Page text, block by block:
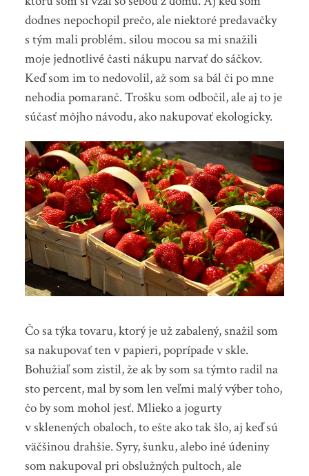
dodnes nepochopil prečo, ale niektoré predavačky
s tým mali problém. silou mocou sa mi snažili
moje jednotlivé časti nákupu narvať do sáčkov.
Keď som im to nedovolil, až som sa bál či po mne
nehodia pomaranč. Trošku som odbočil, ale aj to je
súčasť môjho návodu, ako nakupovať ekologicky.
Čo sa týka tovaru, ktorý je už zabalený, snažil som
sa nakupovať ten v papieri, poprípade v skle.
Bohužiaľ som zistil, že ak by som sa týmto radil na
sto percent, mal by som len veľmi malý výber toho,
čo by som mohol jesť. Mlieko a jogurty
v sklenených obaloch, to ešte ako tak šlo, aj keď sú
väčšinou drahšie. Syry, šunku, alebo iné údeniny
som nakupoval pri obslužných pultoch, ale